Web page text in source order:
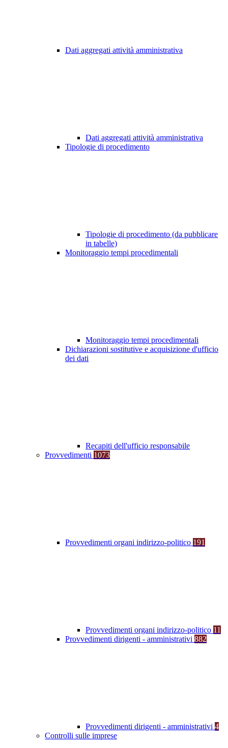
Dati aggregati attività amministrativa
Dati aggregati attività amministrativa
Tipologie di procedimento
Tipologie di procedimento (da pubblicare
in tabelle)
Monitoraggio tempi procedimentali
Monitoraggio tempi procedimentali
Dichiarazioni sostitutive e acquisizione d'ufficio
dei dati
Recapiti dell'ufficio responsabile
Provvedimenti 1073
Provvedimenti organi indirizzo-politico 191
Provvedimenti organi indirizzo-politico 11
Provvedimenti dirigenti - amministrativi 882
Provvedimenti dirigenti - amministrativi 4
Controlli sulle imprese